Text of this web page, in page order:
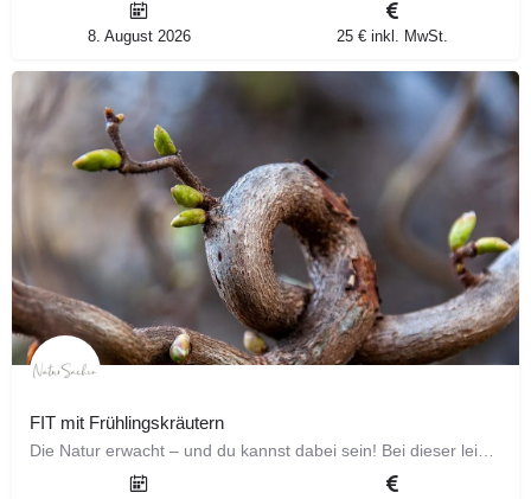
8. August 2026 25 € inkl. MwSt.
FIT mit Frühlingskräutern
Die Natur erwacht – und du kannst dabei sein! Bei dieser leichten Kräutertour begegnest du den kraftvollen…